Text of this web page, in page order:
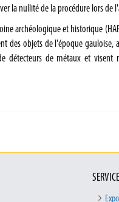
la nullité de la procédure lors de
archéologique et historique
des objets de l'époque
détecteurs de métaux et visent